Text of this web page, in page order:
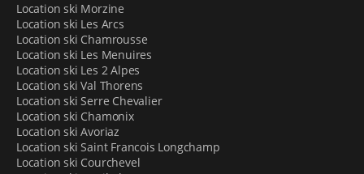
Location ski Morzine
Location ski Les Arcs
Location ski Chamrousse
Location ski Les Menuires
Location ski Les 2 Alpes
Location ski Val Thorens
Location ski Serre Chevalier
Location ski Chamonix
Location ski Avoriaz
Location ski Saint Francois Longchamp
Location ski Courchevel